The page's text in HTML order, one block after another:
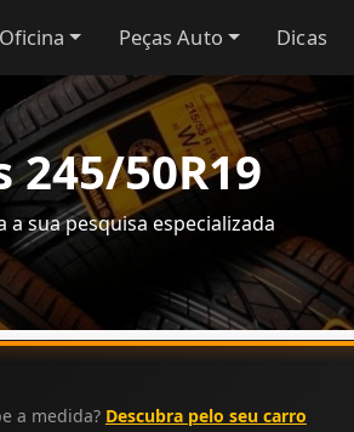
Peças Auto Dicas
245/50R19
a sua pesquisa especializada
a medida? Descubra pelo seu carro